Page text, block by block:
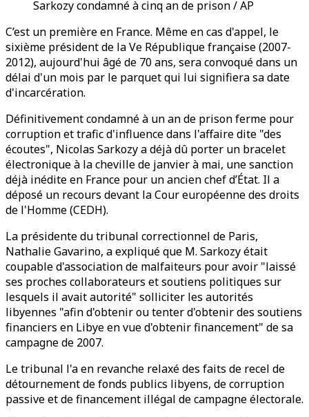
Sarkozy condamné à cinq an de prison / AP
C’est un première en France. Même en cas d'appel, le
sixième président de la Ve République française (2007-
2012), aujourd'hui âgé de 70 ans, sera convoqué dans un
délai d'un mois par le parquet qui lui signifiera sa date
d'incarcération.
Définitivement condamné à un an de prison ferme pour
corruption et trafic d'influence dans l'affaire dite "des
écoutes", Nicolas Sarkozy a déjà dû porter un bracelet
électronique à la cheville de janvier à mai, une sanction
déjà inédite en France pour un ancien chef d’État. Il a
déposé un recours devant la Cour européenne des droits
de l'Homme (CEDH).
La présidente du tribunal correctionnel de Paris,
Nathalie Gavarino, a expliqué que M. Sarkozy était
coupable d'association de malfaiteurs pour avoir "laissé
ses proches collaborateurs et soutiens politiques sur
lesquels il avait autorité" solliciter les autorités
libyennes "afin d'obtenir ou tenter d'obtenir des soutiens
financiers en Libye en vue d'obtenir financement" de sa
campagne de 2007.
Le tribunal l'a en revanche relaxé des faits de recel de
détournement de fonds publics libyens, de corruption
passive et de financement illégal de campagne électorale.